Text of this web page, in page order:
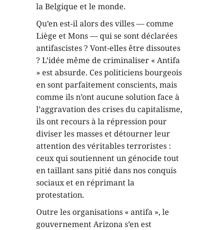
la Belgique et le monde.
Qu’en est-il alors des villes — comme
Liège et Mons — qui se sont déclarées
antifascistes ? Vont-elles être dissoutes
? L’idée même de criminaliser « Antifa
» est absurde. Ces politiciens bourgeois
en sont parfaitement conscients, mais
comme ils n’ont aucune solution face à
l’aggravation des crises du capitalisme,
ils ont recours à la répression pour
diviser les masses et détourner leur
attention des véritables terroristes :
ceux qui soutiennent un génocide tout
en taillant sans pitié dans nos conquis
sociaux et en réprimant la
protestation.
Outre les organisations « antifa », le
gouvernement Arizona s’en est